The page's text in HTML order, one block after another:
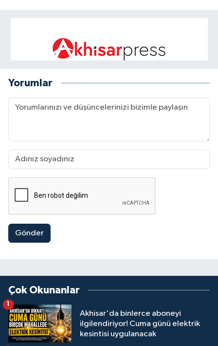
Yorumlar
Gönder
Çok Okunanlar
Akhisar'da binlerce aboneyi
ilgilendiriyor! Cuma günü elektrik
kesintisi uygulanacak